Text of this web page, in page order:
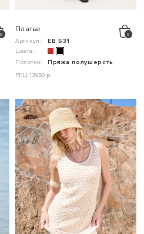
Платье
Артикул:
ЕВ 531
Цвета:
Полотно:
Пряжа полушерсть
РРЦ: 13950 р.